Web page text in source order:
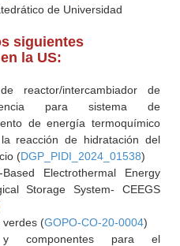
de Universidad
siguientes
la US:
reactor/intercambiador de
para sistema de
de energía termoquímico
reacción de hidratación del
(DGP_PIDI_2024_01538)
Electrothermal Energy
Storage System- CEEGS
verdes (GOPO-CO-20-0004)
y componentes para el